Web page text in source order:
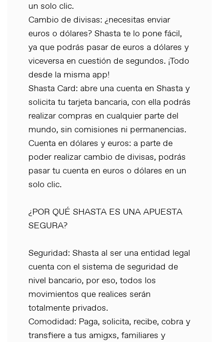
un solo clic.
Cambio de divisas: ¿necesitas enviar
euros o dólares? Shasta te lo pone fácil,
ya que podrás pasar de euros a dólares y
viceversa en cuestión de segundos. ¡Todo
desde la misma app!
Shasta Card: abre una cuenta en Shasta y
solicita tu tarjeta bancaria, con ella podrás
realizar compras en cualquier parte del
mundo, sin comisiones ni permanencias.
Cuenta en dólares y euros: a parte de
poder realizar cambio de divisas, podrás
pasar tu cuenta en euros o dólares en un
solo clic.
¿POR QUÉ SHASTA ES UNA APUESTA
SEGURA?
Seguridad: Shasta al ser una entidad legal
cuenta con el sistema de seguridad de
nivel bancario, por eso, todos los
movimientos que realices serán
totalmente privados.
Comodidad: Paga, solicita, recibe, cobra y
transfiere a tus amigxs, familiares y